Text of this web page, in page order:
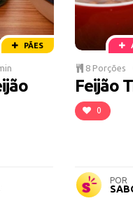
PÃES
8 Porções
Feijão
0
POR